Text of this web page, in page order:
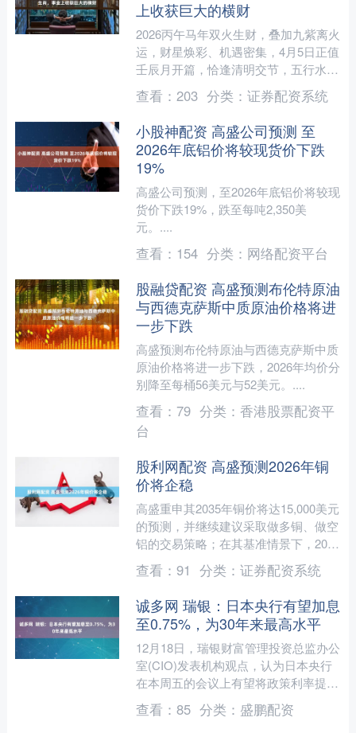
上收获巨大的横财
2026丙午马年双火生财，叠加九紫离火
运，财星焕彩、机遇密集，4月5日正值
壬辰月开篇，恰逢清明交节，五行水火
既济、气场调和，成为好运开启、横财
降临的关键节点。当....
查看： 203 分类： 证券配资系统
小股神配资 高盛公司预测 至
2026年底铝价将较现货价下跌
19%
高盛公司预测，至2026年底铝价将较现
货价下跌19%，跌至每吨2,350美
元。....
查看： 154 分类： 网络配资平台
股融贷配资 高盛预测布伦特原油
与西德克萨斯中质原油价格将进
一步下跌
高盛预测布伦特原油与西德克萨斯中质
原油价格将进一步下跌，2026年均价分
别降至每桶56美元与52美元。....
查看： 79 分类： 香港股票配资平
台
股利网配资 高盛预测2026年铜
价将企稳
高盛重申其2035年铜价将达15,000美元
的预测，并继续建议采取做多铜、做空
铝的交易策略；在其基准情景下，2026
年铜价将企稳，均价将达每吨11,400美
元。....
查看： 91 分类： 证券配资系统
诚多网 瑞银：日本央行有望加息
至0.75%，为30年来最高水平
12月18日，瑞银财富管理投资总监办公
室(CIO)发表机构观点，认为日本央行
在本周五的会议上有望将政策利率提升
至0.75%，达到自1995年以来的最高水
平。 由....
查看： 85 分类： 盛鹏配资